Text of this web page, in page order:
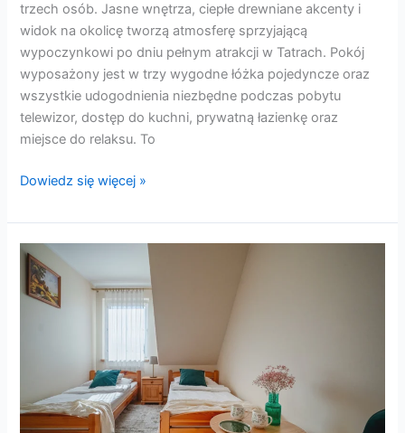
trzech osób. Jasne wnętrza, ciepłe drewniane akcenty i
widok na okolicę tworzą atmosferę sprzyjającą
wypoczynkowi po dniu pełnym atrakcji w Tatrach. Pokój
wyposażony jest w trzy wygodne łóżka pojedyncze oraz
wszystkie udogodnienia niezbędne podczas pobytu
telewizor, dostęp do kuchni, prywatną łazienkę oraz
miejsce do relaksu. To
Dowiedz się więcej »
Pokój
–